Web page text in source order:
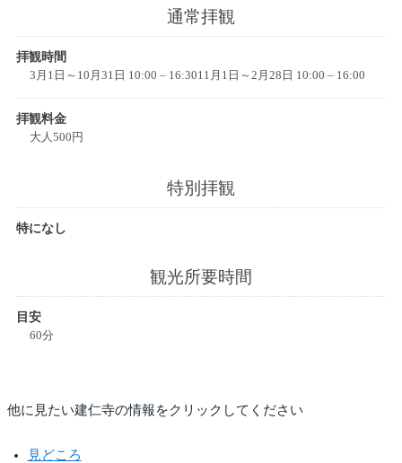
通常拝観
拝観時間
3月1日～10月31日 10:00 – 16:3011月1日～2月28日 10:00 – 16:00
拝観料金
大人500円
特別拝観
特になし
観光所要時間
目安
60分
他に見たい建仁寺の情報をクリックしてください
見どころ